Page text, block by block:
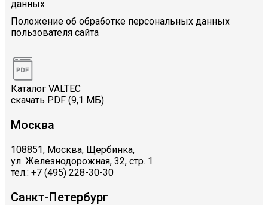
данных
Положение об обработке персональных данных
пользователя сайта
Каталог VALTEC
скачать PDF (9,1 МБ)
Москва
108851, Москва, Щербинка,
ул. Железнодорожная, 32, стр. 1
тел.: +7 (495) 228-30-30
Санкт-Петербург